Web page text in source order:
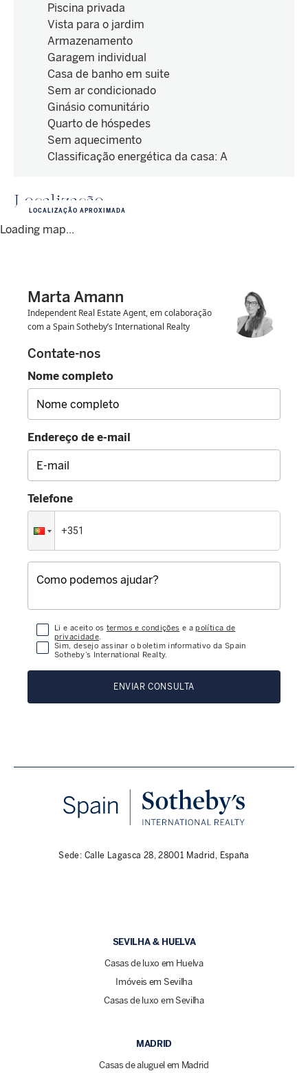
Piscina privada
Vista para o jardim
Armazenamento
Garagem individual
Casa de banho em suite
Sem ar condicionado
Ginásio comunitário
Quarto de hóspedes
Sem aquecimento
Classificação energética da casa: A
Localização
Loading map...
LOCALIZAÇÃO APROXIMADA
Marta Amann
Independent Real Estate Agent, em colaboração
com a Spain Sotheby’s International Realty
Contate-nos
Nome completo
Endereço de e-mail
Telefone
Li e aceito os termos e condições e apolítica de
privacidade.
Sim, desejo assinar o boletim informativo da Spain
Sotheby’s International Realty.
ENVIAR CONSULTA
Sede: Calle Lagasca 28, 28001 Madrid, España
SEVILHA & HUELVA
Casas de luxo em Huelva
Imóveis em Sevilha
Casas de luxo em Sevilha
MADRID
Casas de aluguel em Madrid